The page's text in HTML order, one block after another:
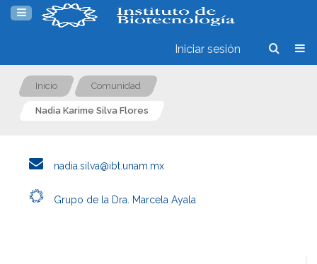
Iniciar sesión
Inicio Comunidad
Nadia Karime Silva Flores
nadia.silva@ibt.unam.mx
Grupo de la Dra. Marcela Ayala